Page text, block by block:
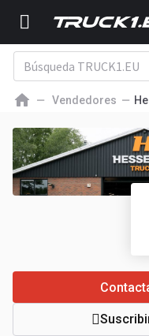
Vendedores